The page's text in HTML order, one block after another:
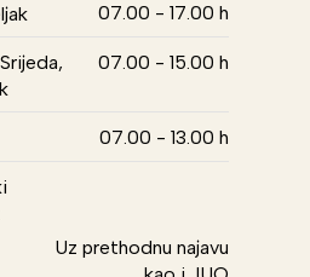
07.00 - 17.00 h
07.00 - 15.00 h
07.00 - 13.00 h
Uz prethodnu najavu